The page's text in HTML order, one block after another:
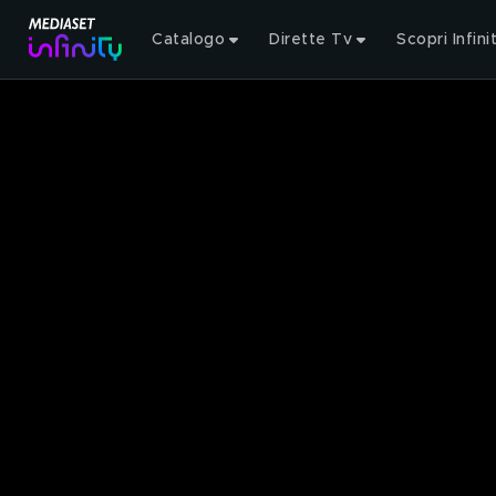
Catalogo Dirette Tv Scopri